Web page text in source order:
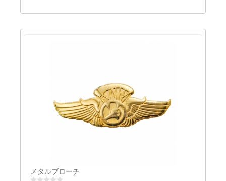
メタルブローチ